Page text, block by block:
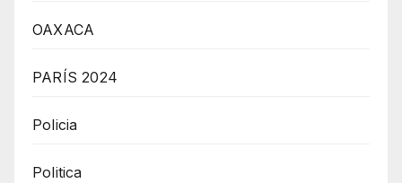
OAXACA
PARÍS 2024
Policia
Politica